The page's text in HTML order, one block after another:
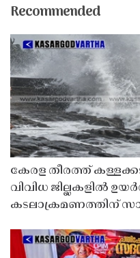
Recommended
കേരള തീരത്ത്
വിവിധ ജില്ലകളിൽ
കടലാക്രമണത്തിന്